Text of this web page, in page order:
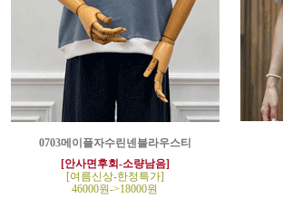
0703메이플자수린넨블라우스티
[안사면후회-소량남음]
[여름신상-한정특가]
46000원->18000원